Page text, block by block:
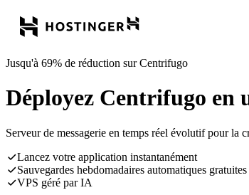
Jusqu'à 69% de réduction sur Centrifugo
Déployez Centrifugo en
Serveur de messagerie en temps réel évolutif pour la
Lancez votre application instantanément
Sauvegardes hebdomadaires automatiques gratuites
VPS géré par IA